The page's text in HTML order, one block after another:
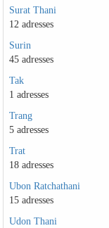
Surat Thani
12 adresses
Surin
45 adresses
Tak
1 adresses
Trang
5 adresses
Trat
18 adresses
Ubon Ratchathani
15 adresses
Udon Thani